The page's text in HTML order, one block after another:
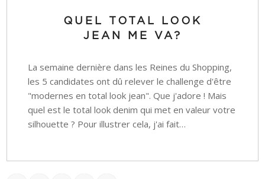
QUEL TOTAL LOOK
JEAN ME VA?
La semaine dernière dans les Reines du Shopping,
les 5 candidates ont dû relever le challenge d'être
"modernes en total look jean". Que j'adore ! Mais
quel est le total look denim qui met en valeur votre
silhouette ? Pour illustrer cela, j'ai fait…